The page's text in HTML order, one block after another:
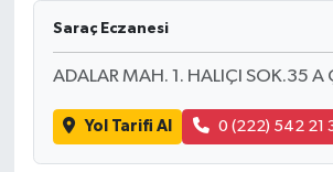
Saraç Eczanesi
ADALAR MAH. 1. HALIÇI SOK.35 A
Yol Tarifi Al 0 (222) 542 21